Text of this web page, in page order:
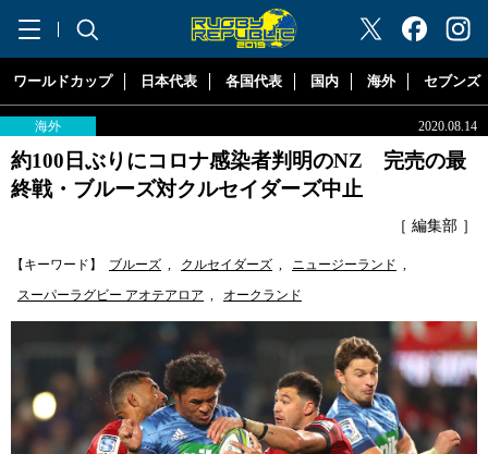
"ラグビーリパブリック"
ワールドカップ 日本代表 各国代表 国内 海外 セブンズ
海外 2020.08.14
約100日ぶりにコロナ感染者判明のNZ 完売の最
終戦・ブルーズ対クルセイダーズ中止
［ 編集部 ］
【キーワード】 ブルーズ , クルセイダーズ , ニュージーランド ,
スーパーラグビー アオテアロア , オークランド